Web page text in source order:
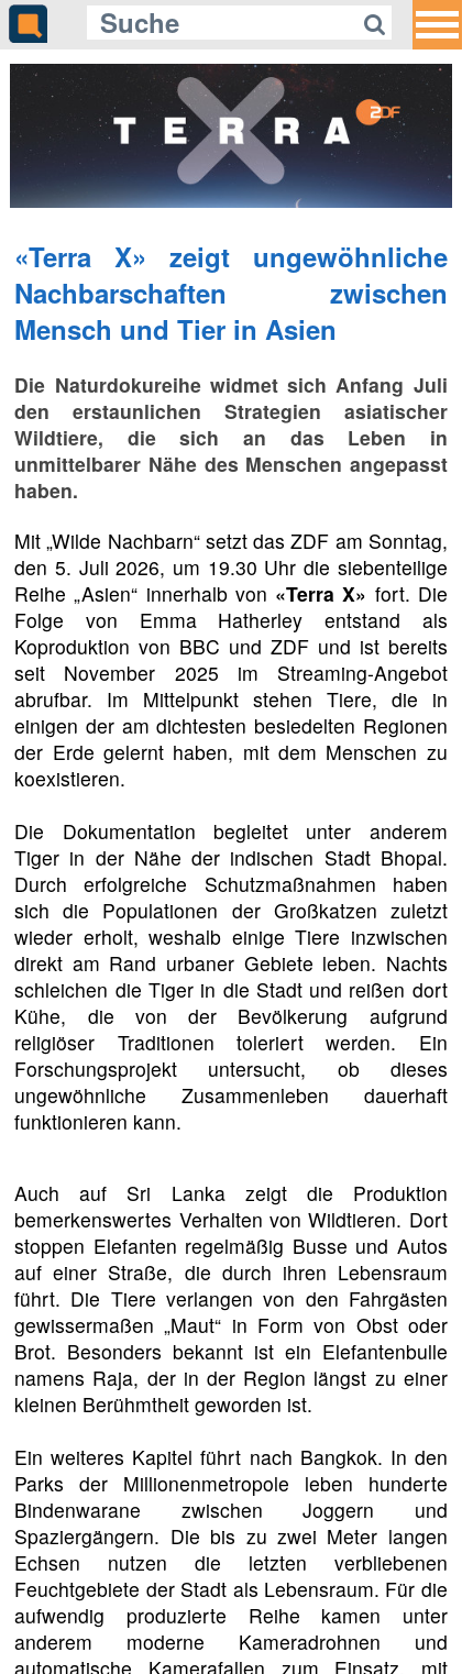
Gleich auf Quotenmeter:
«37°Leben» startet Dreiteiler über
persönliche Neuanfänge
«Terra X» zeigt ungewöhnliche
Nachbarschaften zwischen
Mensch und Tier in Asien
Die Naturdokureihe widmet sich Anfang Juli
den erstaunlichen Strategien asiatischer
Wildtiere, die sich an das Leben in
unmittelbarer Nähe des Menschen angepasst
haben.
Mit „Wilde Nachbarn“ setzt das ZDF am Sonntag,
den 5. Juli 2026, um 19.30 Uhr die siebenteilige
Reihe „Asien“ innerhalb von «Terra X» fort. Die
Folge von Emma Hatherley entstand als
Koproduktion von BBC und ZDF und ist bereits
seit November 2025 im Streaming-Angebot
abrufbar. Im Mittelpunkt stehen Tiere, die in
einigen der am dichtesten besiedelten Regionen
der Erde gelernt haben, mit dem Menschen zu
koexistieren.
Die Dokumentation begleitet unter anderem
Tiger in der Nähe der indischen Stadt Bhopal.
Durch erfolgreiche Schutzmaßnahmen haben
sich die Populationen der Großkatzen zuletzt
wieder erholt, weshalb einige Tiere inzwischen
direkt am Rand urbaner Gebiete leben. Nachts
schleichen die Tiger in die Stadt und reißen dort
Kühe, die von der Bevölkerung aufgrund
religiöser Traditionen toleriert werden. Ein
Forschungsprojekt untersucht, ob dieses
ungewöhnliche Zusammenleben dauerhaft
funktionieren kann.
Auch auf Sri Lanka zeigt die Produktion
bemerkenswertes Verhalten von Wildtieren. Dort
stoppen Elefanten regelmäßig Busse und Autos
auf einer Straße, die durch ihren Lebensraum
führt. Die Tiere verlangen von den Fahrgästen
gewissermaßen „Maut“ in Form von Obst oder
Brot. Besonders bekannt ist ein Elefantenbulle
namens Raja, der in der Region längst zu einer
kleinen Berühmtheit geworden ist.
Ein weiteres Kapitel führt nach Bangkok. In den
Parks der Millionenmetropole leben hunderte
Bindenwarane zwischen Joggern und
Spaziergängern. Die bis zu zwei Meter langen
Echsen nutzen die letzten verbliebenen
Feuchtgebiete der Stadt als Lebensraum. Für die
aufwendig produzierte Reihe kamen unter
anderem moderne Kameradrohnen und
automatische Kamerafallen zum Einsatz, mit